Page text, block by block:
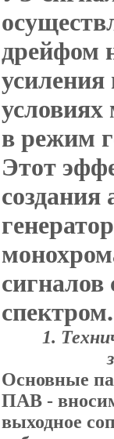
дрейфом
условиях
в режим
Этот
создания
спектром.
1.
Основные
ПАВ -
выходное